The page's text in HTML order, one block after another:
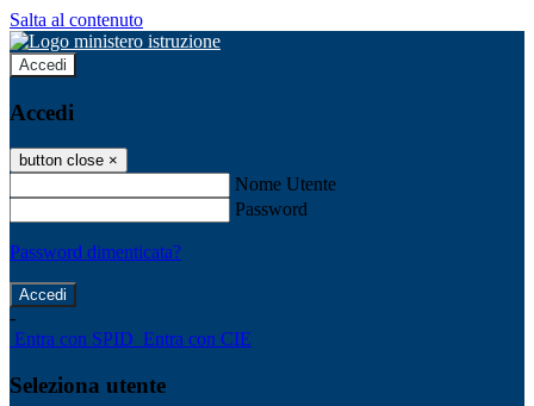
Salta al contenuto
Accedi
Accedi
button close ×
Nome Utente
Password
Password dimenticata?
-
Entra con SPID Entra con CIE
Seleziona utente